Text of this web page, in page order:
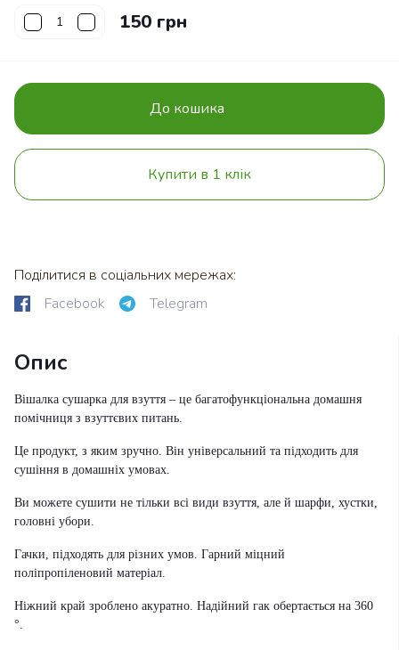
150 грн
До кошика
Купити в 1 клік
Поділитися в соціальних мережах:
Facebook
Telegram
Опис
Вішалка сушарка для взуття – це багатофункціональна домашня
помічниця з взуттєвих питань.
Це продукт, з яким зручно. Він універсальний та підходить для
сушіння в домашніх умовах.
Ви можете сушити не тільки всі види взуття, але й шарфи, хустки,
головні убори.
Гачки, підходять для різних умов. Гарний міцний
поліпропіленовий матеріал.
Ніжний край зроблено акуратно. Надійний гак обертається на 360
°.